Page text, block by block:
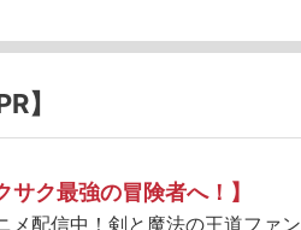
】
サク最強の冒険者へ！】
メ配信中！剣と魔法の王道ファ